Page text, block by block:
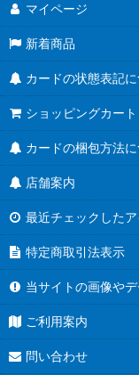
マイページ
新着商品
カードの状態表記
ショッピングカート
カードの梱包方法
店舗案内
最近チェックした
特定商取引法表示
当サイトの画像や
ご利用案内
問い合わせ